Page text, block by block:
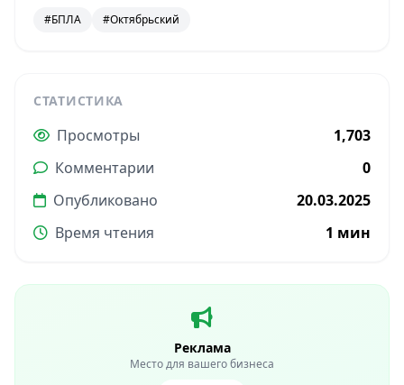
#БПЛА #Октябрьский
СТАТИСТИКА
Просмотры
1,703
Комментарии
0
Опубликовано
20.03.2025
Время чтения
1 мин
Реклама
Место для вашего бизнеса